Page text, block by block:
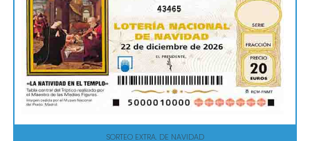
43465
SORTEO EXTRA. DE NAVIDAD